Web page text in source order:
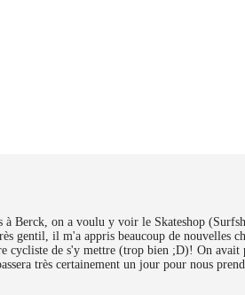
à Berck, on a voulu y voir le Skateshop
gentil, il m'a appris beaucoup de nouvelles
cycliste de s'y mettre (trop bien ;D)! On avait
très certainement un jour pour nous